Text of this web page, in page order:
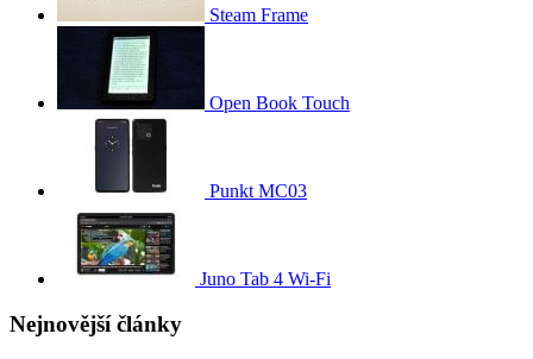
Steam Frame
Open Book Touch
Punkt MC03
Juno Tab 4 Wi-Fi
Nejnovější články